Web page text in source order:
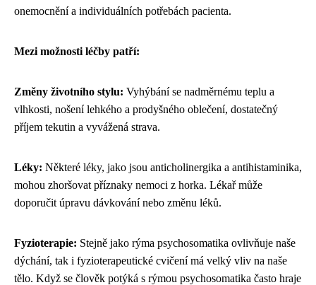
onemocnění a individuálních potřebách pacienta.
Mezi možnosti léčby patří:
Změny životního stylu: Vyhýbání se nadměrnému teplu a
vlhkosti, nošení lehkého a prodyšného oblečení, dostatečný
příjem tekutin a vyvážená strava.
Léky: Některé léky, jako jsou anticholinergika a antihistaminika,
mohou zhoršovat příznaky nemoci z horka. Lékař může
doporučit úpravu dávkování nebo změnu léků.
Fyzioterapie: Stejně jako rýma psychosomatika ovlivňuje naše
dýchání, tak i fyzioterapeutické cvičení má velký vliv na naše
tělo. Když se člověk potýká s rýmou psychosomatika často hraje